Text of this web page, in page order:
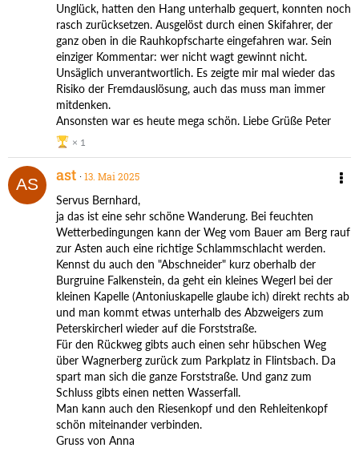
Unglück, hatten den Hang unterhalb gequert, konnten noch
rasch zurücksetzen. Ausgelöst durch einen Skifahrer, der
ganz oben in die Rauhkopfscharte eingefahren war. Sein
einziger Kommentar: wer nicht wagt gewinnt nicht.
Unsäglich unverantwortlich. Es zeigte mir mal wieder das
Risiko der Fremdauslösung, auch das muss man immer
mitdenken.
Ansonsten war es heute mega schön. Liebe Grüße Peter
1
ast 13. Mai 2025
Servus Bernhard,
ja das ist eine sehr schöne Wanderung. Bei feuchten
Wetterbedingungen kann der Weg vom Bauer am Berg rauf
zur Asten auch eine richtige Schlammschlacht werden.
Kennst du auch den "Abschneider" kurz oberhalb der
Burgruine Falkenstein, da geht ein kleines Wegerl bei der
kleinen Kapelle (Antoniuskapelle glaube ich) direkt rechts ab
und man kommt etwas unterhalb des Abzweigers zum
Peterskircherl wieder auf die Forststraße.
Für den Rückweg gibts auch einen sehr hübschen Weg
über Wagnerberg zurück zum Parkplatz in Flintsbach. Da
spart man sich die ganze Forststraße. Und ganz zum
Schluss gibts einen netten Wasserfall.
Man kann auch den Riesenkopf und den Rehleitenkopf
schön miteinander verbinden.
Gruss von Anna